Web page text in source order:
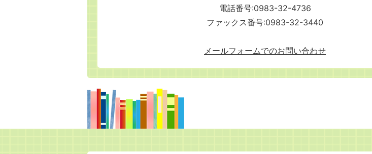
電話番号:0983-32-4736
ファックス番号:0983-32-3440
メールフォームでのお問い合わせ